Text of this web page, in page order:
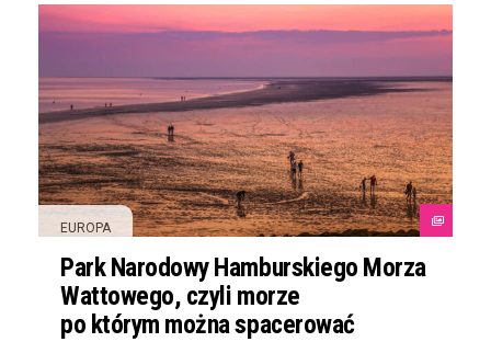
EUROPA
Park Narodowy Hamburskiego Morza
Wattowego, czyli morze
po którym można spacerować